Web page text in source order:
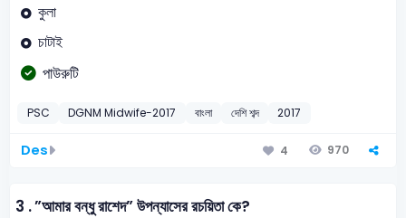
কুলা
চাটাই
পাউরুটি
PSC DGNM Midwife-2017 বাংলা দেশি শব্দ 2017
Des 4 970
3 .”আমার বন্ধু রাশেদ” উপন্যাসের রচয়িতা কে?